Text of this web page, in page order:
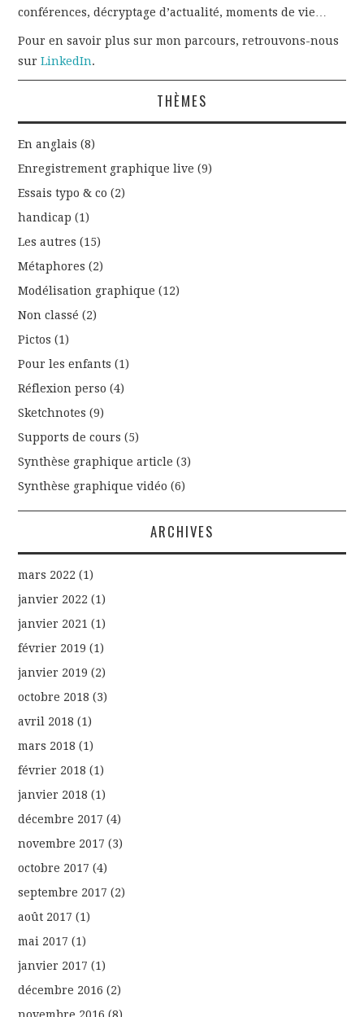
conférences, décryptage d’actualité, moments de vie…
Pour en savoir plus sur mon parcours, retrouvons-nous
surLinkedIn.
THÈMES
En anglais (8)
Enregistrement graphique live (9)
Essais typo & co (2)
handicap (1)
Les autres (15)
Métaphores (2)
Modélisation graphique (12)
Non classé (2)
Pictos (1)
Pour les enfants (1)
Réflexion perso (4)
Sketchnotes (9)
Supports de cours (5)
Synthèse graphique article (3)
Synthèse graphique vidéo (6)
ARCHIVES
mars 2022 (1)
janvier 2022 (1)
janvier 2021 (1)
février 2019 (1)
janvier 2019 (2)
octobre 2018 (3)
avril 2018 (1)
mars 2018 (1)
février 2018 (1)
janvier 2018 (1)
décembre 2017 (4)
novembre 2017 (3)
octobre 2017 (4)
septembre 2017 (2)
août 2017 (1)
mai 2017 (1)
janvier 2017 (1)
décembre 2016 (2)